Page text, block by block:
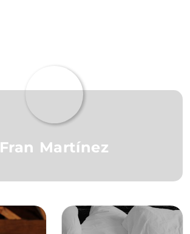
Fran Martínez